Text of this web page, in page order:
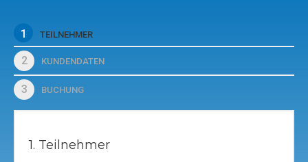
1 TEILNEHMER
2 KUNDENDATEN
3 BUCHUNG
1. Teilnehmer